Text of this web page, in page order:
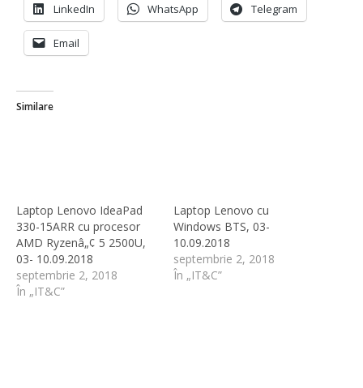
LinkedIn WhatsApp Telegram
Email
Similare
Laptop Lenovo IdeaPad
330-15ARR cu procesor
AMD Ryzenâ„¢ 5 2500U,
03- 10.09.2018
septembrie 2, 2018
În „IT&C”
Laptop Lenovo cu
Windows BTS, 03-
10.09.2018
septembrie 2, 2018
În „IT&C”